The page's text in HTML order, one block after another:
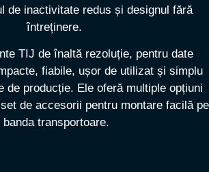
de inactivitate redus și designul fără
întreținere.
TIJ de înaltă rezoluție, pentru date
fiabile, ușor de utilizat și simplu
de producție. Ele oferă multiple opțiuni
de accesorii pentru montare facilă pe
banda transportoare.